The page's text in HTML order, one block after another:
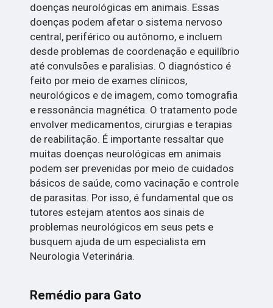
doenças neurológicas em animais. Essas
doenças podem afetar o sistema nervoso
central, periférico ou autônomo, e incluem
desde problemas de coordenação e equilíbrio
até convulsões e paralisias. O diagnóstico é
feito por meio de exames clínicos,
neurológicos e de imagem, como tomografia
e ressonância magnética. O tratamento pode
envolver medicamentos, cirurgias e terapias
de reabilitação. É importante ressaltar que
muitas doenças neurológicas em animais
podem ser prevenidas por meio de cuidados
básicos de saúde, como vacinação e controle
de parasitas. Por isso, é fundamental que os
tutores estejam atentos aos sinais de
problemas neurológicos em seus pets e
busquem ajuda de um especialista em
Neurologia Veterinária.
Remédio para Gato